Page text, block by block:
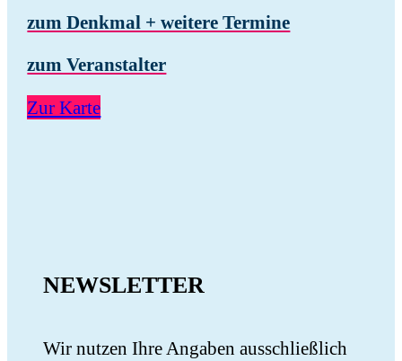
zum Denkmal + weitere Termine
zum Veranstalter
Zur Karte
NEWSLETTER
Wir nutzen Ihre Angaben ausschließlich